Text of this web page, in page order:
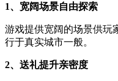
1、宽阔场景自由探索
游戏提供宽阔的场景供玩
行于真实城市一般。
2、送礼提升亲密度